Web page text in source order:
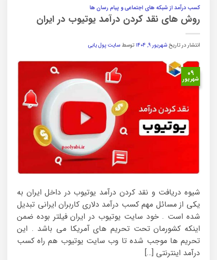
کسب درآمد از شبکه های اجتماعی و پیام رسان ها
روش های نقد کردن درآمد یوتیوب در ایران
انتشار در تاریخشهریور ۹, ۱۴۰۴ توسط سایت پول یابی
۰۹
شهریور
شیوه دریافت و نقد کردن درآمد یوتیوب در داخل ایران به
یکی از مسائل مهم کسب درآمد دلاری کاربران ایرانی تبدیل
شده است . خود سایت یوتیوب در ایران فیلتر بوده ضمن
اینکه کشورمان تحت تحریم های آمریکا می باشد . این
تحریم ها موجب شده تا وب سایت یوتیوب هم راه کسب
درآمد اینترنتی […]